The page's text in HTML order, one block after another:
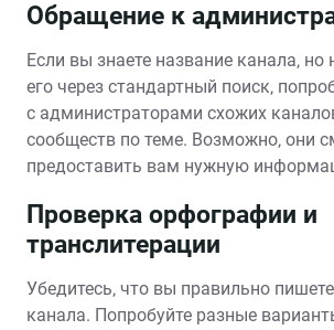
Обращение к
Если вы знаете название канала‚ но
его через стандартный поиск‚
с администраторами схожих
сообществ по теме. Возможно‚ они
предоставить вам нужную
Проверка орфографии и
транслитерации
Убедитесь‚ что вы правильно
канала. Попробуйте разные